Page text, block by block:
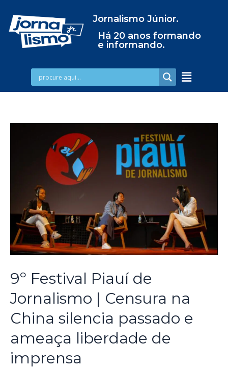
Jornalismo Júnior.
Há 20 anos formando
e informando.
9º Festival Piauí de
Jornalismo | Censura na
China silencia passado e
ameaça liberdade de
imprensa